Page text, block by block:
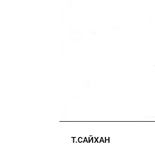
Т.САЙХАН